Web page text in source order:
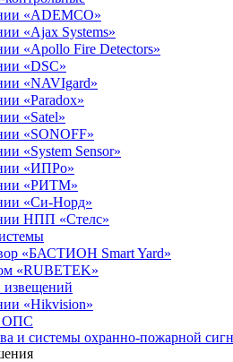
«ADEMCO»
«Ajax Systems»
«Apollo Fire Detectors»
«DSC»
«NAVIgard»
«Paradox»
«Satel»
«SONOFF»
«System Sensor»
«ИПРо»
«РИТМ»
«Си-Норд»
НПП «Стелс»
«БАСТИОН Smart Yard»
«RUBETEK»
извещений
«Hikvision»
ОПС
и системы охранно-пожарной